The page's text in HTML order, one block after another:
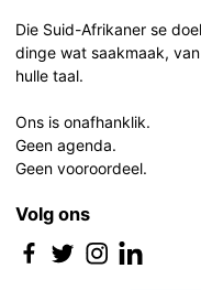
Die Suid-Afrikaner se
dinge wat saakmaak,
hulle taal.
Ons is onafhanklik.
Geen agenda.
Geen vooroordeel.
Volg ons